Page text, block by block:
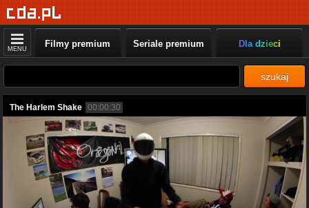
MENU Filmy premium Seriale premium Dla dzieci
szukaj
The Harlem Shake 00:00:30